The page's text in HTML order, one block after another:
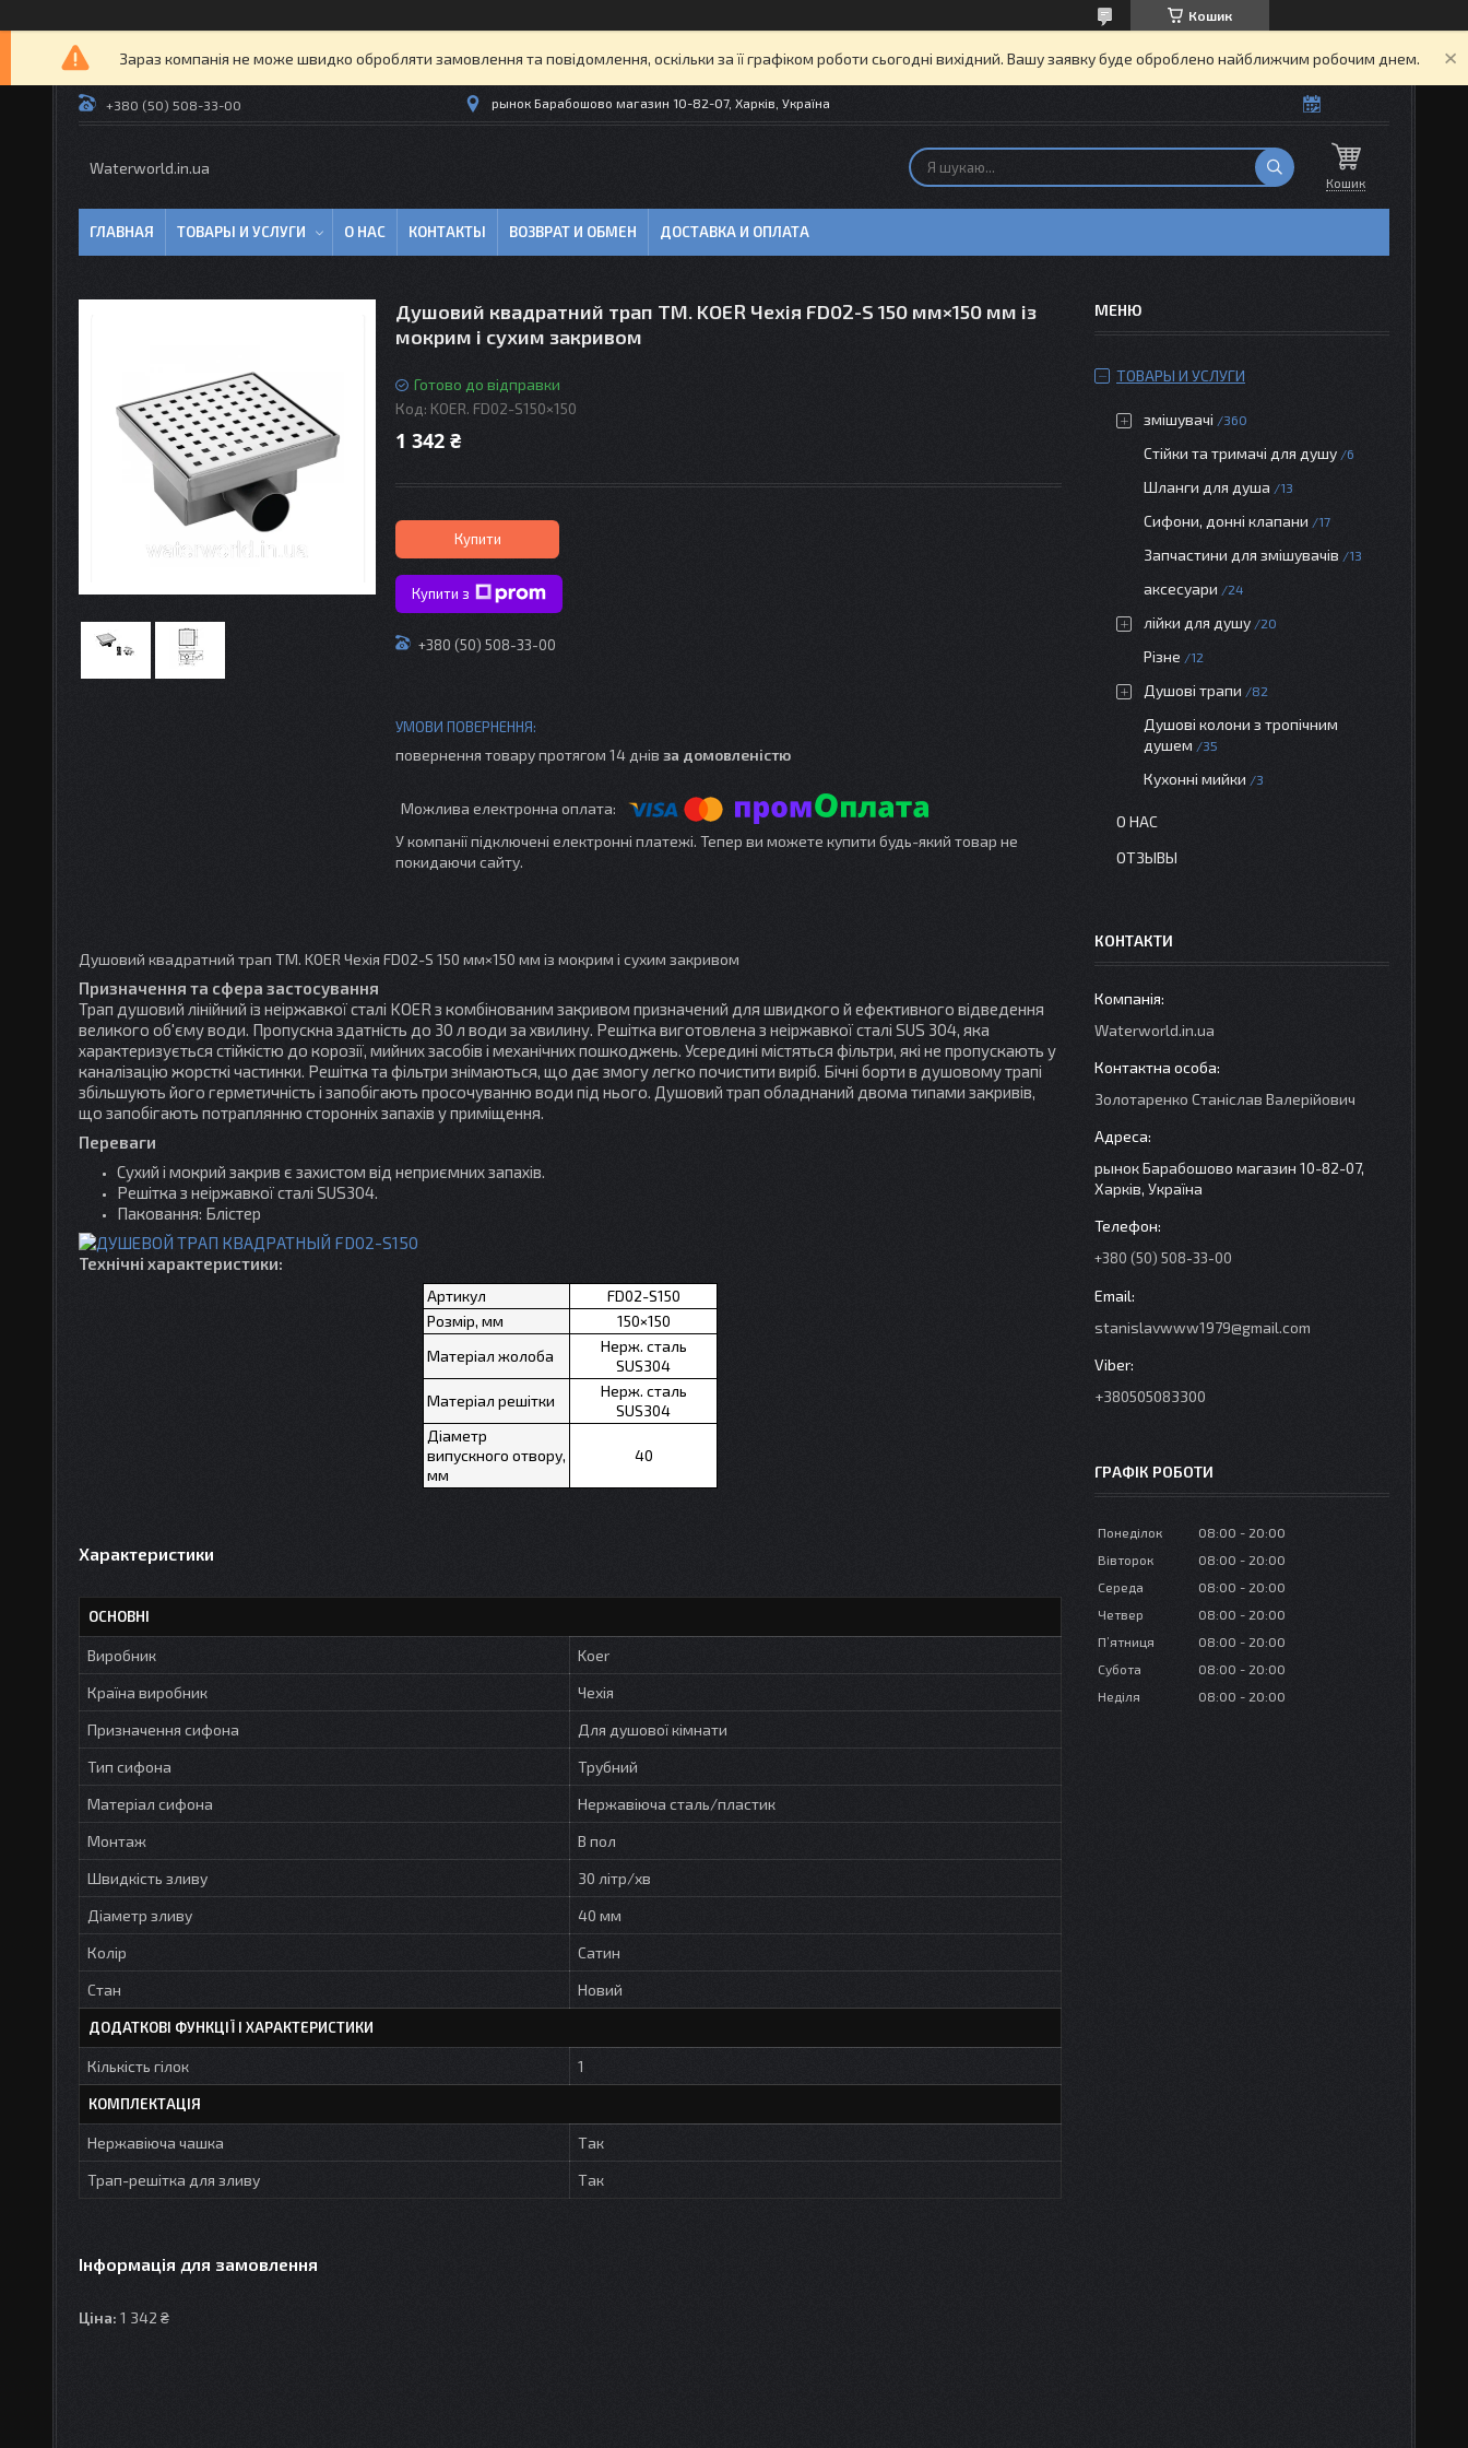
Кошик
Зараз компанія не може швидко обробляти замовлення та повідомлення, оскільки за її графіком роботи сьогодні вихідний. Вашу заявку буде оброблено найближчим робочим днем.
+380 (50) 508-33-00 рынок Барабошово магазин 10-82-07, Харків, Україна
Waterworld.in.ua
Кошик
ГЛАВНАЯ ТОВАРЫ И УСЛУГИ О НАС КОНТАКТЫ ВОЗВРАТ И ОБМЕН ДОСТАВКА И ОПЛАТА
Душовий квадратний трап ТМ. KOER Чехія FD02-S 150 мм×150 мм із
мокрим і сухим закривом
Готово до відправки
Код: KOER. FD02-S150×150
1 342 ₴
Купити
Купити з
+380 (50) 508-33-00
повернення товару протягом 14 днів за домовленістю
У компанії підключені електронні платежі. Тепер ви можете купити будь-який товар не
покидаючи сайту.
Душовий квадратний трап ТМ. KOER Чехія FD02-S 150 мм×150 мм із мокрим і сухим закривом
Призначення та сфера застосування
Трап душовий лінійний із неіржавкої сталі KOER з комбінованим закривом призначений для швидкого й ефективного відведення
великого об'єму води. Пропускна здатність до 30 л води за хвилину. Решітка виготовлена з неіржавкої сталі SUS 304, яка
характеризується стійкістю до корозії, мийних засобів і механічних пошкоджень. Усередині містяться фільтри, які не пропускають у
каналізацію жорсткі частинки. Решітка та фільтри знімаються, що дає змогу легко почистити виріб. Бічні борти в душовому трапі
збільшують його герметичність і запобігають просочуванню води під нього. Душовий трап обладнаний двома типами закривів,
що запобігають потраплянню сторонніх запахів у приміщення.
Переваги
Сухий і мокрий закрив є захистом від неприємних запахів.
Решітка з неіржавкої сталі SUS304.
Паковання: Блістер
Технічні характеристики:
Артикул
FD02-S150
Розмір, мм
150×150
Матеріал жолоба
Нерж. сталь
SUS304
Матеріал решітки
Нерж. сталь
SUS304
Діаметр
випускного отвору,
мм
40
Характеристики
ОСНОВНІ
Виробник
Koer
Країна виробник
Чехія
Призначення сифона
Для душової кімнати
Тип сифона
Трубний
Матеріал сифона
Нержавіюча сталь/пластик
Монтаж
В пол
Швидкість зливу
30 літр/хв
Діаметр зливу
40 мм
Колір
Сатин
Стан
Новий
ДОДАТКОВІ ФУНКЦІЇ І ХАРАКТЕРИСТИКИ
Кількість гілок 1
КОМПЛЕКТАЦІЯ
Нержавіюча чашка
Так
Трап-решітка для зливу
Так
Інформація для замовлення
Ціна: 1 342 ₴
ТОВАРЫ И УСЛУГИ
змішувачі 360
Стійки та тримачі для душу 6
Шланги для душа 13
Сифони, донні клапани 17
Запчастини для змішувачів 13
аксесуари 24
лійки для душу 20
Різне 12
Душові трапи 82
Душові колони з тропічним
душем
35
Кухонні мийки 3
О НАС
ОТЗЫВЫ
КОНТАКТИ
Waterworld.in.ua
Золотаренко Станіслав Валерійович
рынок Барабошово магазин 10-82-07,
Харків, Україна
+380 (50) 508-33-00
stanislavwww1979@gmail.com
+380505083300
ГРАФІК РОБОТИ
Понеділок 08:00
20:00
Вівторок
08:00
20:00
Середа
08:00
20:00
Четвер
08:00
20:00
Пʼятниця
08:00
20:00
Субота
08:00
20:00
Неділя
08:00 20:00